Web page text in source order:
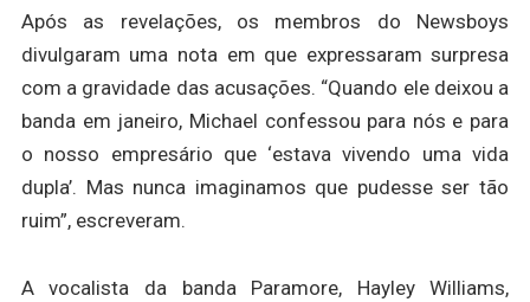
Após as revelações, os membros do Newsboys
divulgaram uma nota em que expressaram surpresa
com a gravidade das acusações. “Quando ele deixou a
banda em janeiro, Michael confessou para nós e para
o nosso empresário que ‘estava vivendo uma vida
dupla’. Mas nunca imaginamos que pudesse ser tão
ruim”, escreveram.
A vocalista da banda Paramore, Hayley Williams,